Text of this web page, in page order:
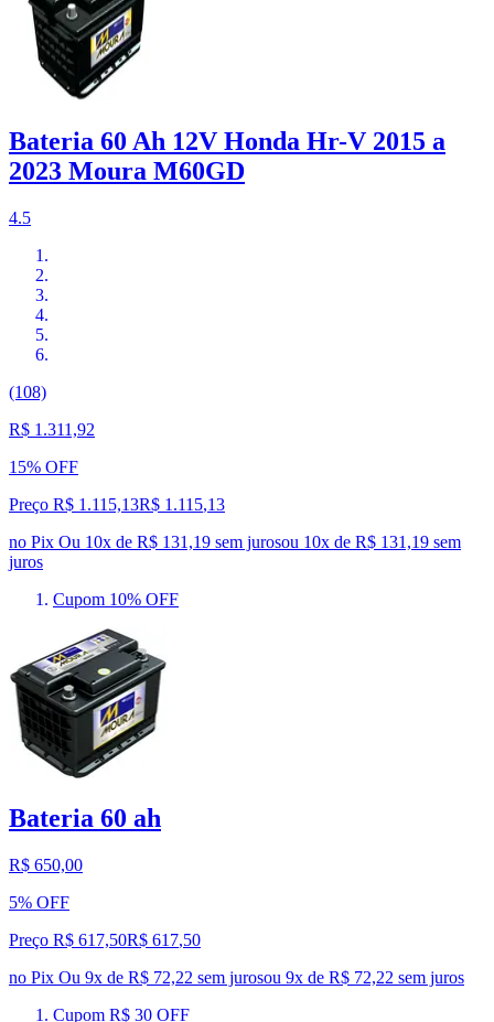
Bateria 60 Ah 12V Honda Hr-V 2015 a
2023 Moura M60GD
4.5
(108)
R$ 1.311,92
15% OFF
Preço R$ 1.115,13R$ 1.115,13
no Pix Ou 10x de R$ 131,19 sem jurosou 10x de R$ 131,19 sem
juros
Cupom 10% OFF
Bateria 60 ah
R$ 650,00
5% OFF
Preço R$ 617,50R$ 617,50
no Pix Ou 9x de R$ 72,22 sem jurosou 9x de R$ 72,22 sem juros
Cupom R$ 30 OFF